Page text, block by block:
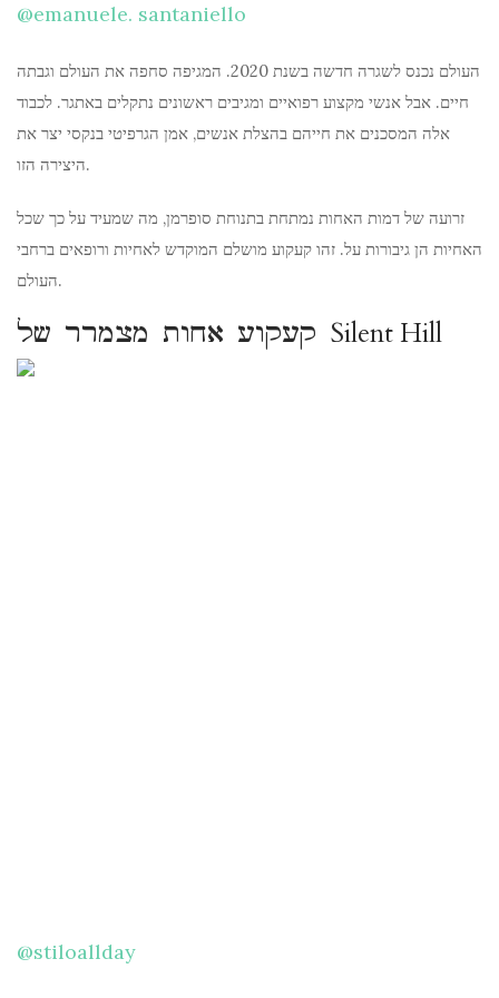
@emanuele. santaniello
העולם נכנס לשגרה חדשה בשנת 2020. המגיפה סחפה את העולם וגבתה
חיים. אבל אנשי מקצוע רפואיים ומגיבים ראשונים נתקלים באתגר. לכבוד
אלה המסכנים את חייהם בהצלת אנשים, אמן הגרפיטי בנקסי יצר את
היצירה הזו.
זרועה של דמות האחות נמתחת בתנוחת סופרמן, מה שמעיד על כך שכל
האחיות הן גיבורות על. זהו קעקוע מושלם המוקדש לאחיות ורופאים ברחבי
העולם.
קעקוע אחות מצמרר של Silent Hill
@stiloallday